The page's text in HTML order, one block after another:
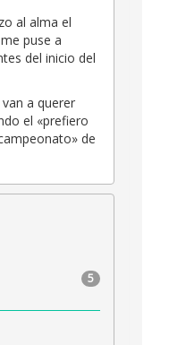
al alma el
puse a
del inicio del
a querer
el «prefiero
de
5